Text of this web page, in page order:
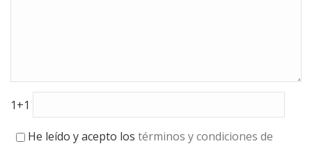
1+1
He leído y acepto los términos y condiciones de